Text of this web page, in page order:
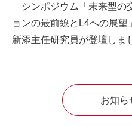
シンポジウム
「未来型
ョンの最前線とL4への展望」
新添主任研究員が登壇し
お知ら